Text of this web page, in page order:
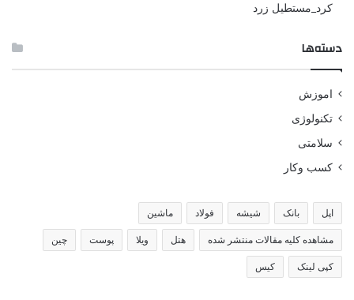
کرد_مستطیل زرد
دسته‌ها
اموزش
تکنولوژی
سلامتی
کسب وکار
اپل بانک شیشه فولاد ماشین
مشاهده کلیه مقالات منتشر شده هتل ویلا پوست چین
کپی لینک کیس